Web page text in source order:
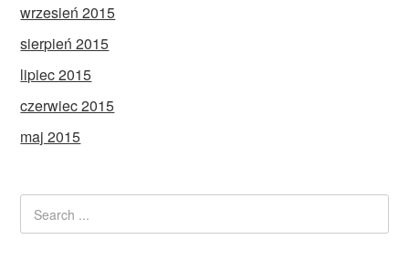
wrzesień 2015
sierpień 2015
lipiec 2015
czerwiec 2015
maj 2015